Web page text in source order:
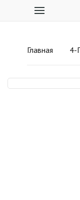
Главная 4-